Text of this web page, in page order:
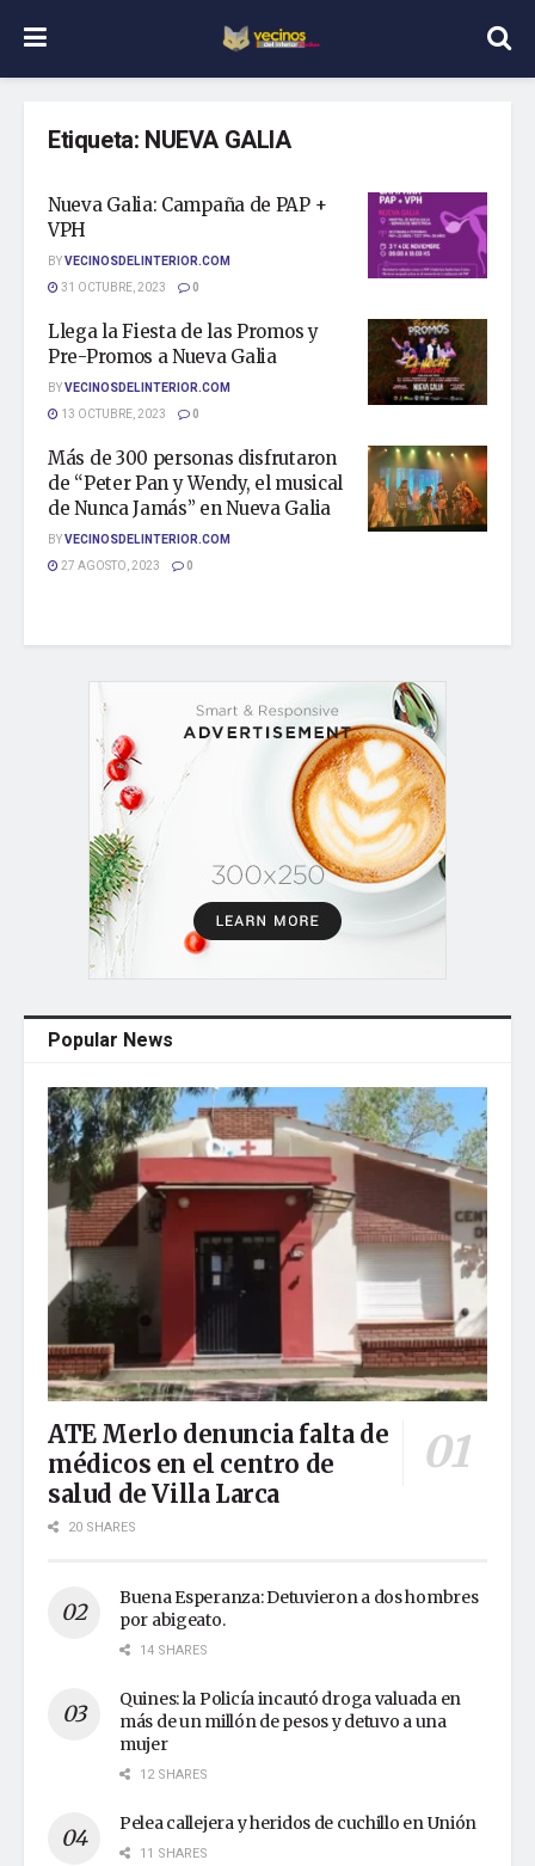
Etiqueta: NUEVA GALIA
Nueva Galia: Campaña de PAP +
VPH
BYVECINOSDELINTERIOR.COM
31 OCTUBRE, 2023
0
Llega la Fiesta de las Promos y
Pre-Promos a Nueva Galia
BYVECINOSDELINTERIOR.COM
13 OCTUBRE, 2023
0
Más de 300 personas disfrutaron
de “Peter Pan y Wendy, el musical
de Nunca Jamás” en Nueva Galia
BYVECINOSDELINTERIOR.COM
27 AGOSTO, 2023
0
Popular News
ATE Merlo denuncia falta de
médicos en el centro de
salud de Villa Larca
20 SHARES
Buena Esperanza: Detuvieron a dos hombres
por abigeato.
14 SHARES
Quines: la Policía incautó droga valuada en
más de un millón de pesos y detuvo a una
mujer
12 SHARES
Pelea callejera y heridos de cuchillo en Unión
11 SHARES